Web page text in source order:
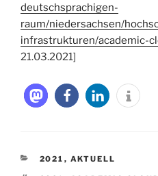
deutschsprachigen-
raum/niedersachsen/
infrastrukturen/academic-
21.03.2021]
KATEGORIEN
2021 , AKTUELL